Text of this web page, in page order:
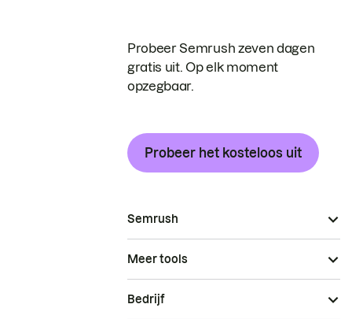
Probeer Semrush zeven dagen
gratis uit. Op elk moment
opzegbaar.
Probeer het kosteloos uit
Semrush
Meer tools
Bedrijf